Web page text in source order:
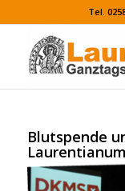
Tel.
Blutspende
Laurentianum